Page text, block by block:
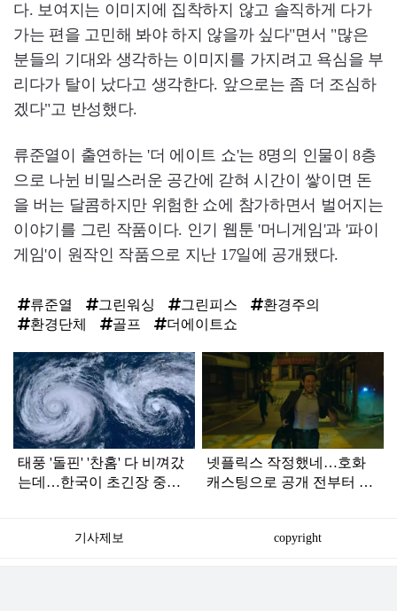
다. 보여지는 이미지에 집착하지 않고 솔직하게 다가
가는 편을 고민해 봐야 하지 않을까 싶다"면서 "많은
분들의 기대와 생각하는 이미지를 가지려고 욕심을 부
리다가 탈이 났다고 생각한다. 앞으로는 좀 더 조심하
겠다"고 반성했다.
류준열이 출연하는 '더 에이트 쇼'는 8명의 인물이 8층
으로 나뉜 비밀스러운 공간에 갇혀 시간이 쌓이면 돈
을 버는 달콤하지만 위험한 쇼에 참가하면서 벌어지는
이야기를 그린 작품이다. 인기 웹툰 '머니게임'과 '파이
게임'이 원작인 작품으로 지난 17일에 공개됐다.
류준열 그린워싱 그린피스
환경주의
환경단체
골프 더에이트쇼
탑
라
인
태풍 '돌핀' '찬홈' 다 비껴갔
는데…한국이 초긴장 중인
넷플릭스 작정했네…호화
캐스팅으로 공개 전부터 난
기사제보 copyright